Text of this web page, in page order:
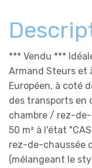
*** Vendu ***
Armand Steurs et
Européen, à coté
des transports en
chambre / rez-
50 m² à l'état
rez-de-chaussée
(mélangeant le